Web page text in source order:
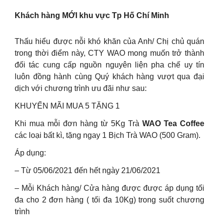
Khách hàng MỚI khu vực Tp Hố Chí Minh
Thấu hiểu được nỗi khó khăn của Anh/ Chị chủ quán
trong thời điểm này, CTY WAO mong muốn trở thành
đối tác cung cấp nguồn nguyên liện pha chế uy tín
luôn đồng hành cùng Quý khách hàng vượt qua đại
dịch với chương trình ưu đãi như sau:
KHUYẾN MÃI MUA 5 TẶNG 1
Khi mua mỗi đơn hàng từ 5Kg Trà WAO Tea Coffee
các loại bất kì, tặng ngay 1 Bịch Trà WAO (500 Gram).
Áp dụng:
– Từ 05/06/2021 đến hết ngày 21/06/2021
– Mỗi Khách hàng/ Cửa hàng được được áp dụng tối
đa cho 2 đơn hàng ( tối đa 10Kg) trong suốt chương
trình